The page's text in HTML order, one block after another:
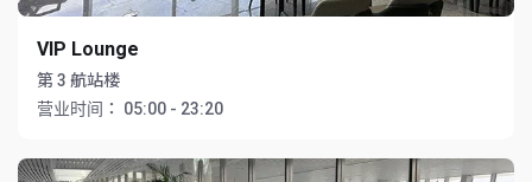
VIP Lounge
第 3 航站楼
营业时间：
05:00 - 23:20